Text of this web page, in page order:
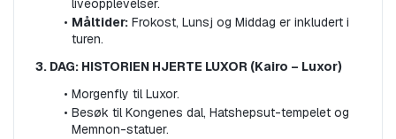
liveopplevelser.
Måltider: Frokost, Lunsj og Middag er inkludert i
turen.
3. DAG: HISTORIEN HJERTE LUXOR (Kairo – Luxor)
Morgenfly til Luxor.
Besøk til Kongenes dal, Hatshepsut-tempelet og
Memnon-statuer.